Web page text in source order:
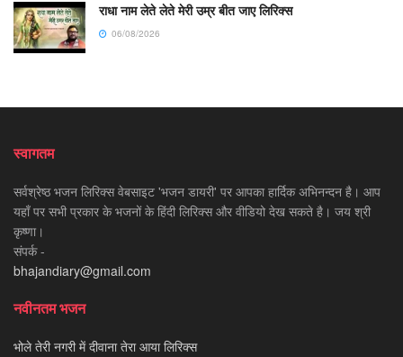
राधा नाम लेते लेते मेरी उम्र बीत जाए लिरिक्स
06/08/2026
स्वागतम
सर्वश्रेष्ठ भजन लिरिक्स वेबसाइट 'भजन डायरी' पर आपका हार्दिक अभिनन्दन है। आप
यहाँ पर सभी प्रकार के भजनों के हिंदी लिरिक्स और वीडियो देख सकते है। जय श्री
कृष्णा।
संपर्क -
bhajandiary@gmail.com
नवीनतम भजन
भोले तेरी नगरी में दीवाना तेरा आया लिरिक्स